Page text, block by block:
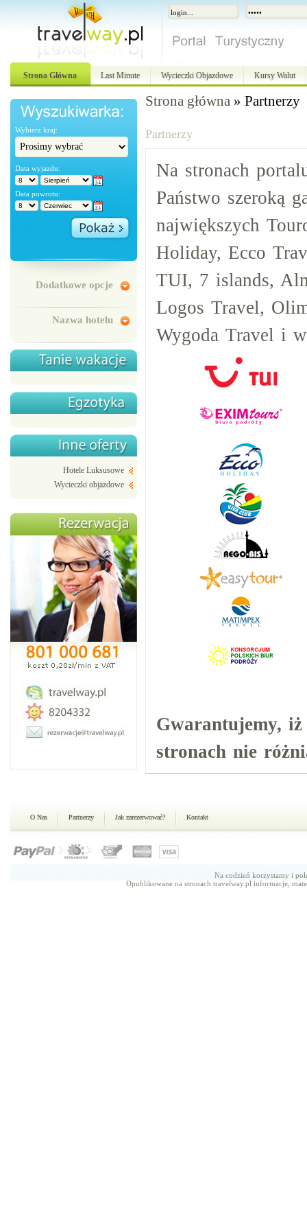
Strona Główna Last Minute Wycieczki Objazdowe Kursy Walut
Wybierz kraj:
Data wyjazdu:
Data powrotu:
Dodatkowe opcje
Nazwa hotelu
Hotele Luksusowe
Wycieczki objazdowe
Strona główna » Partnerzy
Partnerzy
Na stronach
Państwo szeroką
największych
Holiday, Ecco
TUI, 7 islands,
Logos Travel,
Wygoda Travel i
Gwarantujemy, iż
stronach nie
O Nas Partnerzy Jak zarezerwować? Kontakt
Na codzień korzystamy i
Opublikowane na stronach travelway.pl informacje,